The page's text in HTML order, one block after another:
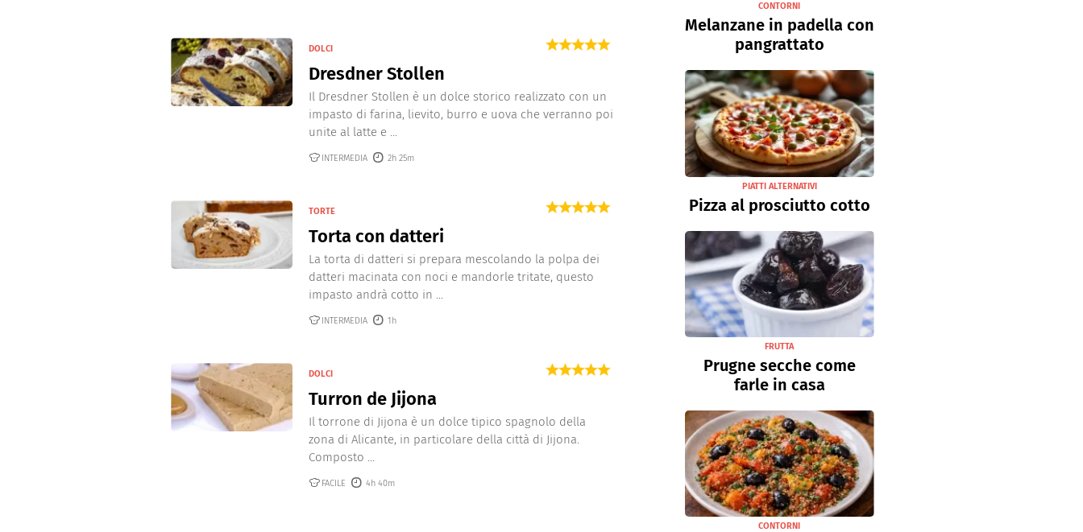
DOLCI
Dresdner Stollen
Il Dresdner Stollen è un dolce storico realizzato con un
impasto di farina, lievito, burro e uova che verranno poi
unite al latte e ...
INTERMEDIA 2h 25m
TORTE
Torta con datteri
La torta di datteri si prepara mescolando la polpa dei
datteri macinata con noci e mandorle tritate, questo
impasto andrà cotto in ...
INTERMEDIA 1h
DOLCI
Turron de Jijona
Il torrone di Jijona è un dolce tipico spagnolo della
zona di Alicante, in particolare della città di Jijona.
Composto ...
FACILE 4h 40m
CONTORNI
Melanzane in padella con
pangrattato
PIATTI ALTERNATIVI
Pizza al prosciutto cotto
FRUTTA
Prugne secche come
farle in casa
CONTORNI